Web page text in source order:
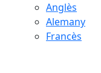
Anglès
Alemany
Francès